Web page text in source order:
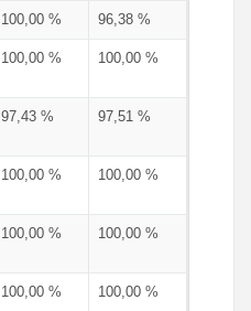
100,00 % 96,38 %
100,00 % 100,00 %
97,43 % 97,51 %
100,00 % 100,00 %
100,00 % 100,00 %
100,00 % 100,00 %